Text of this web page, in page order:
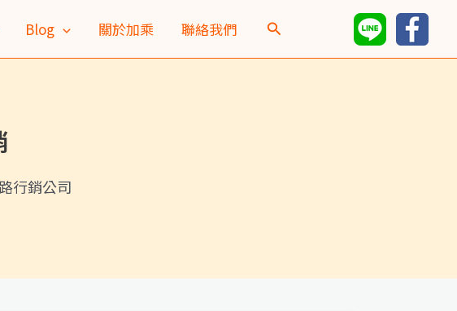
Blog 關於加乘 聯絡我們
行銷公司